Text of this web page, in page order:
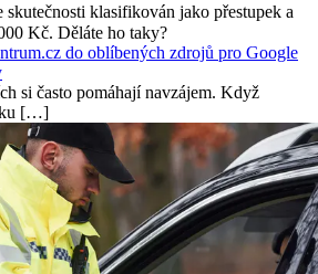
klasifikován jako přestupek a
Kč. Děláte ho taky?
do oblíbených zdrojů pro Google
si často pomáhají navzájem. Když
[…]